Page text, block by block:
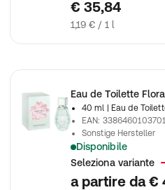
€ 35,84
1,19 € / 1 l
Eau de Toilette
40 ml
| Eau de
EAN: 3386460103701
Sonstige Hersteller
Disponibile
Jimmy Choo Floral Eau
Seleziona variante
a partire da €